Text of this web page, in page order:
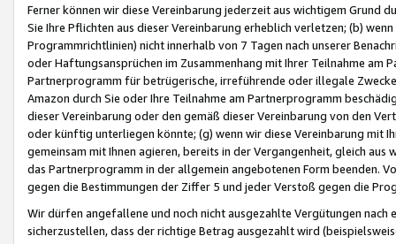
Ferner können wir diese Vereinbarung jederzeit aus wichtigem Grund
Sie Ihre Pflichten aus dieser Vereinbarung erheblich verletzen; (b)
Programmrichtlinien) nicht innerhalb von 7 Tagen nach unserer
oder Haftungsansprüchen im Zusammenhang mit Ihrer Teilnahme am
Partnerprogramm für betrügerische, irreführende oder illegale
Amazon durch Sie oder Ihre Teilnahme am Partnerprogramm
dieser Vereinbarung oder den gemäß dieser Vereinbarung von den
oder künftig unterliegen könnte; (g) wenn wir diese Vereinbarung mit
gemeinsam mit Ihnen agieren, bereits in der Vergangenheit, gleich
das Partnerprogramm in der allgemein angebotenen Form beenden.
gegen die Bestimmungen der Ziffer 5 und jeder Verstoß gegen die
Wir dürfen angefallene und noch nicht ausgezahlte Vergütungen
sicherzustellen, dass der richtige Betrag ausgezahlt wird